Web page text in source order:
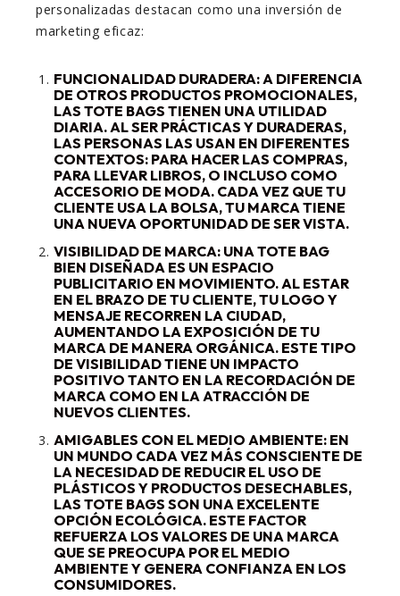
personalizadas destacan como una inversión de
marketing eficaz:
FUNCIONALIDAD DURADERA: A DIFERENCIA
DE OTROS PRODUCTOS PROMOCIONALES,
LAS TOTE BAGS TIENEN UNA UTILIDAD
DIARIA. AL SER PRÁCTICAS Y DURADERAS,
LAS PERSONAS LAS USAN EN DIFERENTES
CONTEXTOS: PARA HACER LAS COMPRAS,
PARA LLEVAR LIBROS, O INCLUSO COMO
ACCESORIO DE MODA. CADA VEZ QUE TU
CLIENTE USA LA BOLSA, TU MARCA TIENE
UNA NUEVA OPORTUNIDAD DE SER VISTA.
VISIBILIDAD DE MARCA: UNA TOTE BAG
BIEN DISEÑADA ES UN ESPACIO
PUBLICITARIO EN MOVIMIENTO. AL ESTAR
EN EL BRAZO DE TU CLIENTE, TU LOGO Y
MENSAJE RECORREN LA CIUDAD,
AUMENTANDO LA EXPOSICIÓN DE TU
MARCA DE MANERA ORGÁNICA. ESTE TIPO
DE VISIBILIDAD TIENE UN IMPACTO
POSITIVO TANTO EN LA RECORDACIÓN DE
MARCA COMO EN LA ATRACCIÓN DE
NUEVOS CLIENTES.
AMIGABLES CON EL MEDIO AMBIENTE: EN
UN MUNDO CADA VEZ MÁS CONSCIENTE DE
LA NECESIDAD DE REDUCIR EL USO DE
PLÁSTICOS Y PRODUCTOS DESECHABLES,
LAS TOTE BAGS SON UNA EXCELENTE
OPCIÓN ECOLÓGICA. ESTE FACTOR
REFUERZA LOS VALORES DE UNA MARCA
QUE SE PREOCUPA POR EL MEDIO
AMBIENTE Y GENERA CONFIANZA EN LOS
CONSUMIDORES.